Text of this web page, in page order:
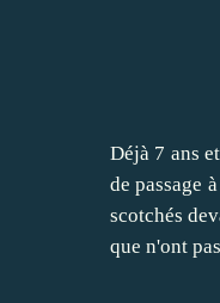
Déjà 7 ans
de passage
scotchés
que n'ont